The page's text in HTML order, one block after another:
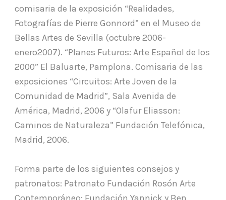
comisaria de la exposición “Realidades,
Fotografías de Pierre Gonnord” en el Museo de
Bellas Artes de Sevilla (octubre 2006-
enero2007). “Planes Futuros: Arte Español de los
2000” El Baluarte, Pamplona. Comisaria de las
exposiciones “Circuitos: Arte Joven de la
Comunidad de Madrid”, Sala Avenida de
América, Madrid, 2006 y “Olafur Eliasson:
Caminos de Naturaleza” Fundación Telefónica,
Madrid, 2006.
Forma parte de los siguientes consejos y
patronatos: Patronato Fundación Rosón Arte